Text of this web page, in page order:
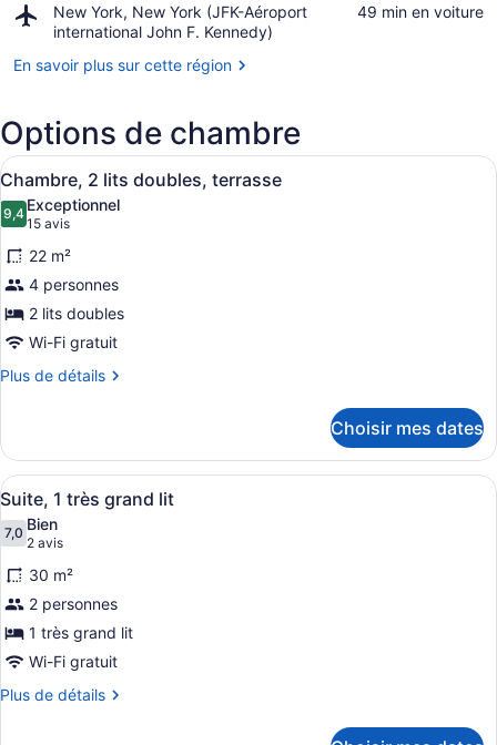
New York, New York (JFK-Aéroport
international John F. Kennedy)
Airport,
New
New
Aéroport
international
John
F.
Kennedy)
‪49 min en voiture‬
En savoir plus sur cette région
Options de chambre
Afficher
toutes
les
photos
pour
ce
type
de
chambre :
lits
doubles,
terrasse
Une chambre d’hôtel avec deux
6
Chambre, 2 lits doubles, terrasse
9,49,4 sur 10
Exceptionnel
15 avis
(15 avis)
22 m²
4 personnes
2 lits doubles
Wi-Fi gratuit
Plus de détails
Plus
Chambre,
lits
doubles,
terrasse
Choisir mes dates
Afficher
toutes
les
photos
pour
ce
type
de
chambre :
Une chambre d’hôtel moderne
5
Suite, 1 très grand lit
7,07,0 sur 10
Bien
2 avis
(2 avis)
30 m²
2 personnes
1 très grand lit
Wi-Fi gratuit
Plus de détails
Plus